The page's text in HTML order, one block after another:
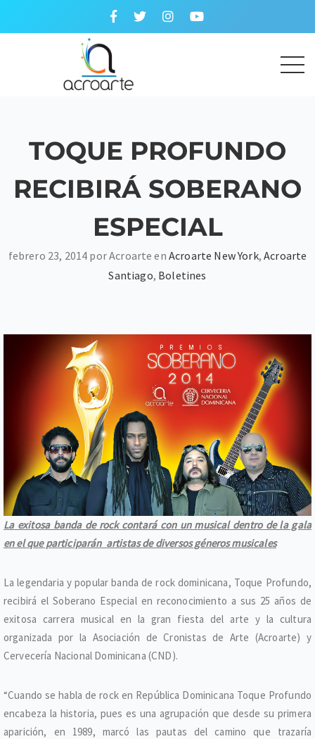
TOQUE PROFUNDO
RECIBIRÁ SOBERANO
ESPECIAL
febrero 23, 2014 por Acroarte en Acroarte New York,Acroarte
Santiago, Boletines
La exitosa banda de rock contará con un musical dentro de la gala
en el que participarán artistas de diversos géneros musicales
La legendaria y popular banda de rock dominicana, Toque Profundo,
recibirá el Soberano Especial en reconocimiento a sus 25 años de
exitosa carrera musical en la gran fiesta del arte y la cultura
organizada por la Asociación de Cronistas de Arte (Acroarte) y
Cervecería Nacional Dominicana (CND).
“Cuando se habla de rock en República Dominicana Toque Profundo
encabeza la historia, pues es una agrupación que desde su primera
aparición, en 1989, marcó las pautas del camino que trazaría